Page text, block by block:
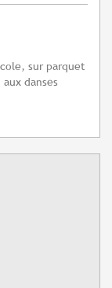
sur parquet
danses